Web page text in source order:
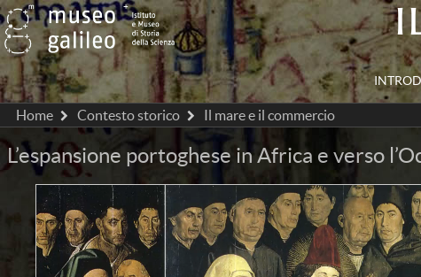
Home Contesto storico Il mare e il commercio
L’espansione portoghese in Africa e verso